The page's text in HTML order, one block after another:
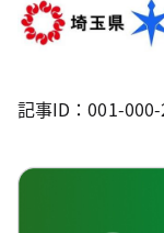
記事ID：001-